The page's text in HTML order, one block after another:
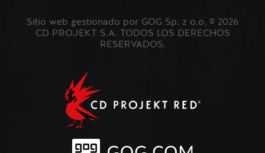
Sitio web gestionado por GOG Sp. z o.o. © 2026
CD PROJEKT S.A. TODOS LOS DERECHOS
RESERVADOS.